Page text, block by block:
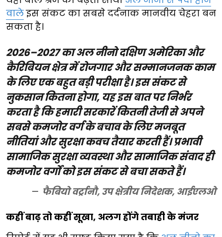
वालेइस संकट का सबसे दर्दनाक मानवीय चेहरा बन
सकता है।
2026–2027 का अल नीनो दक्षिण अमेरिका और
कैरिबियन क्षेत्र में रोजगार और सम्मानजनक काम
के लिए एक बहुत बड़ी परीक्षा है। इस संकट से
नुकसान कितना होगा, यह इस बात पर निर्भर
करता है कि हमारी सरकारें कितनी तेजी से अपने
सबसे कमजोर वर्ग के बचाव के लिए मजबूत
नीतियां और सुरक्षा कवच तैयार करती हैं। प्रभावी
सामाजिक सुरक्षा व्यवस्था और सामाजिक संवाद ही
कमजोर वर्गों को इस संकट से बचा सकते हैं।
फैबियो वर्ट्रानौ, उप क्षेत्रीय निदेशक, आईएलओ
कहीं बाढ़ तो कहीं सूखा, अलग होंगे तबाही के मंजर